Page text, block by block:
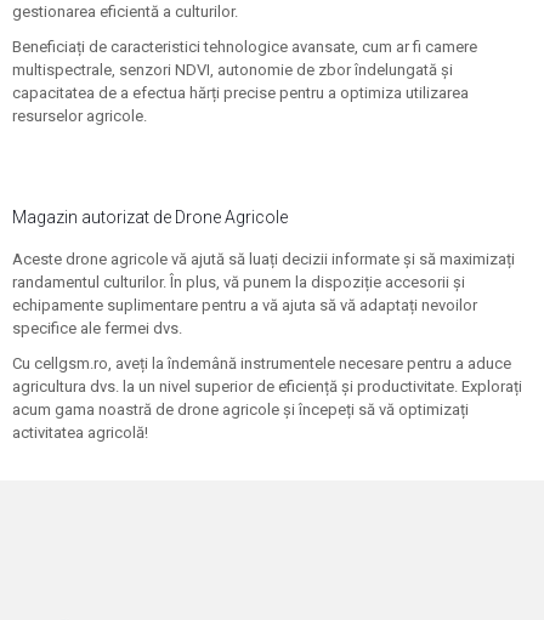
gestionarea eficientă a culturilor.
Beneficiați de caracteristici tehnologice avansate, cum ar fi camere
multispectrale, senzori NDVI, autonomie de zbor îndelungată și
capacitatea de a efectua hărți precise pentru a optimiza utilizarea
resurselor agricole.
Magazin autorizat de Drone Agricole
Aceste drone agricole vă ajută să luați decizii informate și să maximizați
randamentul culturilor. În plus, vă punem la dispoziție accesorii și
echipamente suplimentare pentru a vă ajuta să vă adaptați nevoilor
specifice ale fermei dvs.
Cu cellgsm.ro, aveți la îndemână instrumentele necesare pentru a aduce
agricultura dvs. la un nivel superior de eficiență și productivitate. Explorați
acum gama noastră de drone agricole și începeți să vă optimizați
activitatea agricolă!